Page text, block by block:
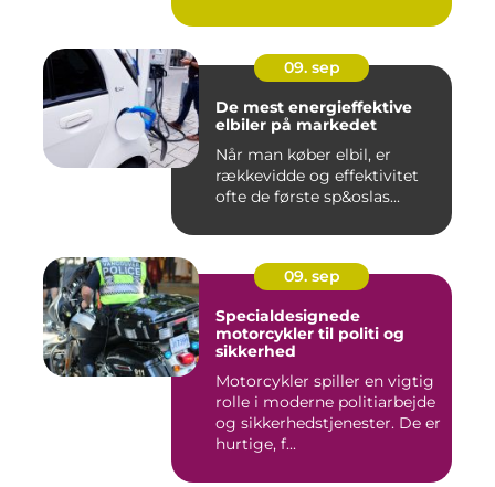
09. sep
De mest energieffektive
elbiler på markedet
Når man køber elbil, er
rækkevidde og effektivitet
ofte de første sp&oslas...
09. sep
Specialdesignede
motorcykler til politi og
sikkerhed
Motorcykler spiller en vigtig
rolle i moderne politiarbejde
og sikkerhedstjenester. De er
hurtige, f...